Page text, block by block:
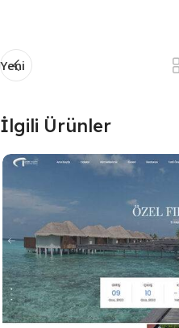
Yeni
İlgili Ürünler